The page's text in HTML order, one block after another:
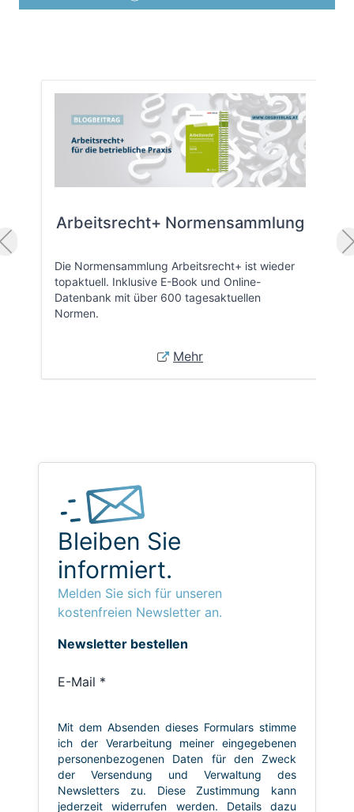
Arbeitsrecht+ Normensammlung
Die Normensammlung Arbeitsrecht+ ist wieder
topaktuell. Inklusive E-Book und Online-
Datenbank mit über 600 tagesaktuellen
Normen.
Mehr
Bleiben Sie
informiert.
Melden Sie sich für unseren
kostenfreien Newsletter an.